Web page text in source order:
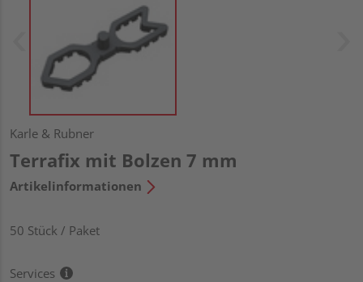
Karle & Rubner
Terrafix mit Bolzen 7 mm
Artikelinformationen
50 Stück / Paket
Services